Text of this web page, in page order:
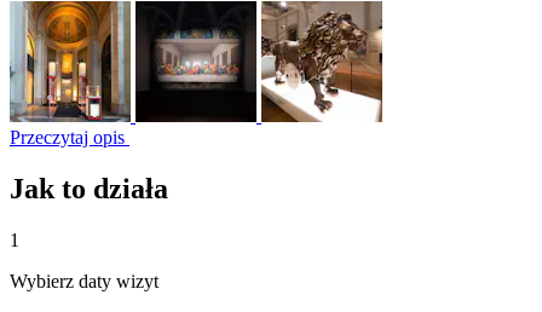
Przeczytaj opis
Jak to działa
1
Wybierz daty wizyt